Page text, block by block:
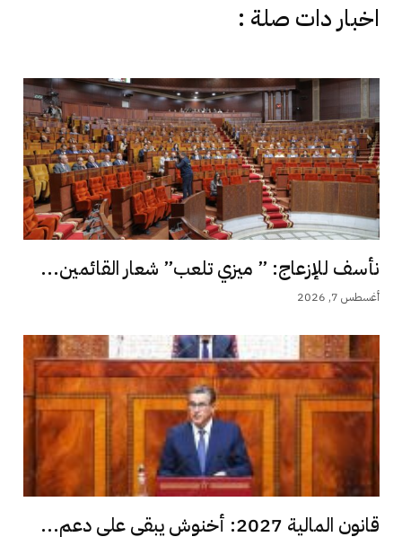
اخبار دات صلة :
نأسف للإزعاج: ” ميزي تلعب” شعار القائمين...
أغسطس 7, 2026
قانون المالية 2027: أخنوش يبقي على دعم...